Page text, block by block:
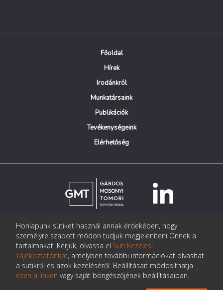
Főoldal
Hírek
Irodánkról
Munkatársaink
Publikációk
Tevékenységeink
Elérhetőség
© Copyright Gárdos Mosonyi Tomori Ügyvédi Iroda
postmaster@gmtlegal.hu
Adatkezelési tájékoztató
Honlapunk sütiket használ annak érdekében, hogy
személyre szabott módon tudjuk megjeleníteni Önnek a
tartalmakat. Kérjük, olvassa el Süti Kezelési
Tájékoztatónkat, amelyben további információkat olvashat
a sütikről és azok kezeléséről. Beállításait módosíthatja
ezen a linken vagy saját böngészőjének beállításaiban.